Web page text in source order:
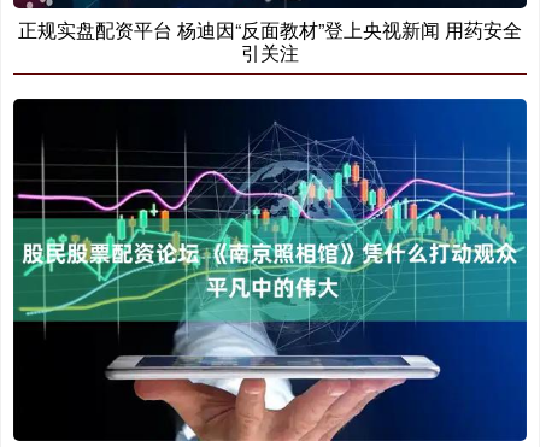
正规实盘配资平台 杨迪因“反面教材”登上央视新闻 用药安全
引关注